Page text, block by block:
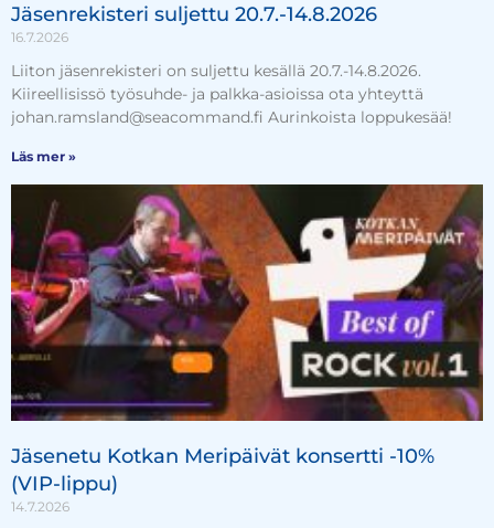
Jäsenrekisteri suljettu 20.7.-14.8.2026
16.7.2026
Liiton jäsenrekisteri on suljettu kesällä 20.7.-14.8.2026.
Kiireellisissö työsuhde- ja palkka-asioissa ota yhteyttä
johan.ramsland@seacommand.fi Aurinkoista loppukesää!
Läs mer »
Jäsenetu Kotkan Meripäivät konsertti -10%
(VIP-lippu)
14.7.2026